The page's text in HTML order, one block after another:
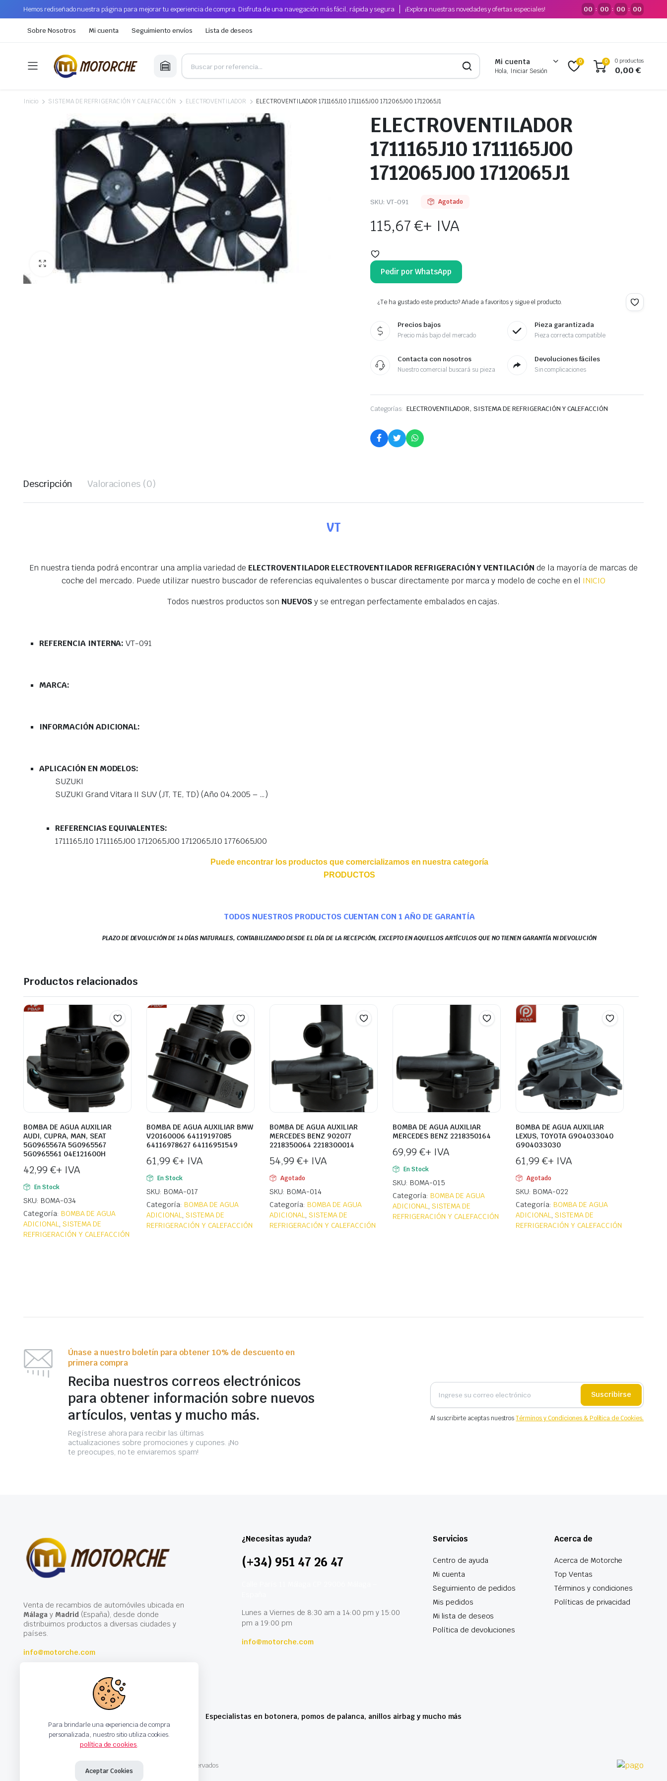
Hemos rediseñado nuestra página para mejorar tu experiencia de compra. Disfruta de una navegación más fácil, rápida y segura ¡Explora nuestras novedades y ofertas especiales! 00 : 00 : 00 : 00
Sobre Nosotros Mi cuenta Seguimiento envíos Lista de deseos
Mi cuenta
Hola, Iniciar Sesión
0 0 0 productos
0,00€
Inicio SISTEMA DE REFRIGERACIÓN Y CALEFACCIÓN ELECTROVENTILADOR ELECTROVENTILADOR 1711165J10 1711165J00 1712065J00 1712065J1
ELECTROVENTILADOR
1711165J10 1711165J00
1712065J00 1712065J1
SKU: VT-091 Agotado
115,67€+ IVA
Pedir por WhatsApp
¿Te ha gustado este producto? Añade a favoritos y sigue el producto.
Precios bajos
Precio más bajo del mercado
Pieza garantizada
Pieza correcta compatible
Contacta con nosotros
Nuestro comercial buscará su pieza
Devoluciones fáciles
Sin complicaciones
Categorías: ELECTROVENTILADOR, SISTEMA DE REFRIGERACIÓN Y CALEFACCIÓN
Descripción Valoraciones (0)
VT
En nuestra tienda podrá encontrar una amplia variedad de ELECTROVENTILADOR ELECTROVENTILADOR REFRIGERACIÓN Y VENTILACIÓN de la mayoría de marcas de
coche del mercado. Puede utilizar nuestro buscador de referencias equivalentes o buscar directamente por marca y modelo de coche en el INICIO
Todos nuestros productos son NUEVOSy se entregan perfectamente embalados en cajas.
REFERENCIA INTERNA:VT-091
MARCA:
INFORMACIÓN ADICIONAL:
APLICACIÓN EN MODELOS:
SUZUKI
SUZUKI Grand Vitara II SUV (JT, TE, TD) (Año 04.2005 – …)
REFERENCIAS EQUIVALENTES:
1711165J10 1711165J00 1712065J00 1712065J10 1776065J00
Puede encontrar los productos que comercializamos en nuestra categoría
PRODUCTOS
TODOS NUESTROS PRODUCTOS CUENTAN CON 1 AÑO DE GARANTÍA
PLAZO DE DEVOLUCIÓN DE 14 DÍAS NATURALES, CONTABILIZANDO DESDE EL DÍA DE LA RECEPCIÓN, EXCEPTO EN AQUELLOS ARTÍCULOS QUE NO TIENEN GARANTÍA NI DEVOLUCIÓN
Productos relacionados
BOMBA DE AGUA AUXILIAR
AUDI, CUPRA, MAN, SEAT
5G0965567A 5G0965567
5G0965561 04E121600H
42,99 €+ IVA
En Stock
SKU: BOMA-034
Categoría: BOMBA DE AGUA
ADICIONAL, SISTEMA DE
REFRIGERACIÓN Y CALEFACCIÓN
BOMBA DE AGUA AUXILIAR BMW
V20160006 64119197085
64116978627 64116951549
61,99 €+ IVA
En Stock
SKU: BOMA-017
Categoría: BOMBA DE AGUA
ADICIONAL, SISTEMA DE
REFRIGERACIÓN Y CALEFACCIÓN
BOMBA DE AGUA AUXILIAR
MERCEDES BENZ 902077
2218350064 2218300014
54,99 €+ IVA
Agotado
SKU: BOMA-014
Categoría: BOMBA DE AGUA
ADICIONAL, SISTEMA DE
REFRIGERACIÓN Y CALEFACCIÓN
BOMBA DE AGUA AUXILIAR
MERCEDES BENZ 2218350164
69,99 €+ IVA
En Stock
SKU: BOMA-015
Categoría: BOMBA DE AGUA
ADICIONAL, SISTEMA DE
REFRIGERACIÓN Y CALEFACCIÓN
BOMBA DE AGUA AUXILIAR
LEXUS, TOYOTA G904033040
G904033030
61,99 €+ IVA
Agotado
SKU: BOMA-022
Categoría: BOMBA DE AGUA
ADICIONAL, SISTEMA DE
REFRIGERACIÓN Y CALEFACCIÓN
Únase a nuestro boletín para obtener 10% de descuento en
primera compra
Reciba nuestros correos electrónicos
para obtener información sobre nuevos
artículos, ventas y mucho más.
Regístrese ahora para recibir las últimas
actualizaciones sobre promociones y cupones. ¡No
te preocupes, no te enviaremos spam!
Suscribirse
Al suscribirte aceptas nuestrosTérminos y Condiciones & Política de Cookies.
Venta de recambios de automóviles ubicada en
Málagay Madrid(España), desde donde
distribuimos productos a diversas ciudades y
países.
info@motorche.com
¿Necesitas ayuda?
(+34) 951 47 26 47
Lunes a Viernes de 8:30 am a 14:00 pm y 15:00
pm a 19:00 pm
info@motorche.com
Servicios
Centro de ayuda
Mi cuenta
Seguimiento de pedidos
Mis pedidos
Mi lista de deseos
Política de devoluciones
Acerca de
Acerca de Motorche
Top Ventas
Términos y condiciones
Políticas de privacidad
Especialistas en botonera, pomos de palanca, anillos airbag y mucho más
Copyright 2024 © Motorche Autoparts. Todos los derechos reservados
Para brindarle una experiencia de compra
personalizada, nuestro sitio utiliza cookies.
política de cookies.
Aceptar Cookies